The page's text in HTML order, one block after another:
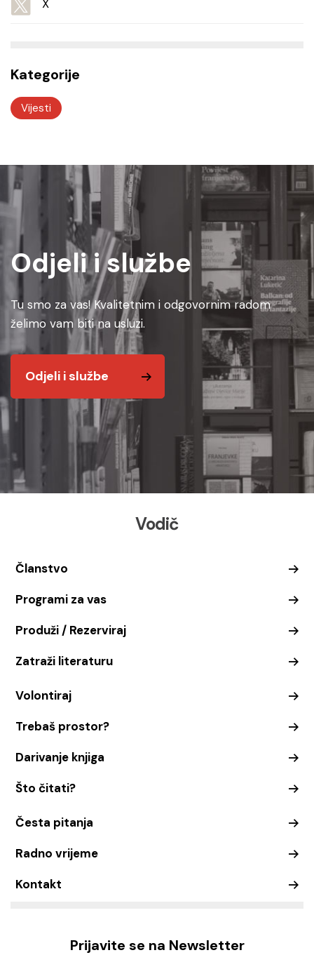
X
Kategorije
Vijesti
Odjeli i službe
Tu smo za vas! Kvalitetnim i odgovornim radom
želimo vam biti na usluzi.
Odjeli i službe
Vodič
Članstvo
Programi za vas
Produži / Rezerviraj
Zatraži literaturu
Volontiraj
Trebaš prostor?
Darivanje knjiga
Što čitati?
Česta pitanja
Radno vrijeme
Kontakt
Prijavite se na Newsletter